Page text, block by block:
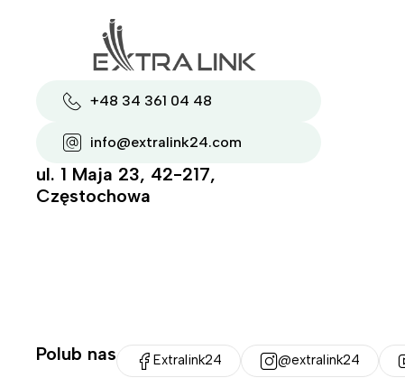
+48 34 361 04 48
info@extralink24.com
ul. 1 Maja 23, 42-217,
Częstochowa
Polub nas Extralink24 @extralink24